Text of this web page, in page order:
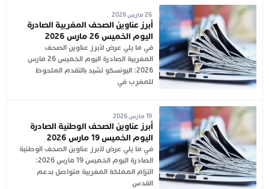
26 مارس 2026
أبرز عناوين الصحف المغربية الصادرة
اليوم الخميس 26 مارس 2026
في ما يلي عرض لأبرز عناوين الصحف
المغربية الصادرة اليوم الخميس 26 مارس
2026: اليونسكو تشيد بالتقدم الملحوظ
للمغرب في
19 مارس 2026
أبرز عناوين الصحف الوطنية الصادرة
اليوم الخميس 19 مارس 2026
في ما يلي عرض لأبرز عناوين الصحف الوطنية
الصادرة اليوم الخميس 19 مارس 2026:
التزام المملكة المغربية متواصل بدعم
القدس